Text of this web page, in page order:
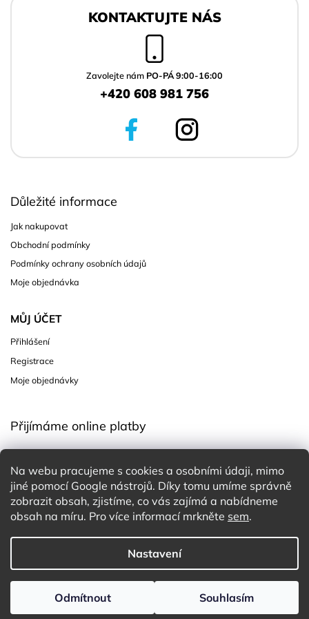
Na webu pracujeme s cookies a osobními údaji, mimo
jiné pomocí Google nástrojů. Díky tomu umíme správně
zobrazit obsah, zjistíme, co vás zajímá a nabídneme
obsah na míru. Pro více informací mrkněte sem.
Nastavení
Odmítnout Souhlasím
KONTAKTUJTE NÁS
Zavolejte nám PO-PÁ 9:00-16:00
+420 608 981 756
Důležité informace
Jak nakupovat
Obchodní podmínky
Podmínky ochrany osobních údajů
Moje objednávka
MŮJ ÚČET
Přihlášení
Registrace
Moje objednávky
Přijímáme online platby
Copyright 2026Charming White Choice. Všechna práva
vyhrazena.
Upravit nastavení cookies
| Platforma